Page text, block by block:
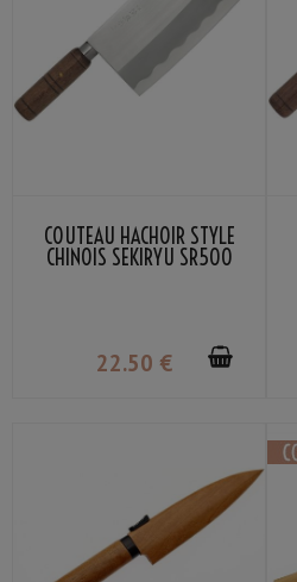
COUTEAU HACHOIR STYLE
CHINOIS SEKIRYU SR500
22.50 €